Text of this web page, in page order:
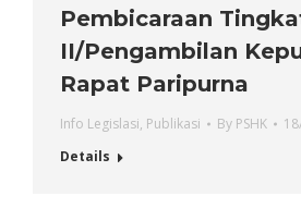
Pembicaraan
II/Pengambilan
Rapat Paripurna
Info Legislasi, Publikasi By PSHK
Details